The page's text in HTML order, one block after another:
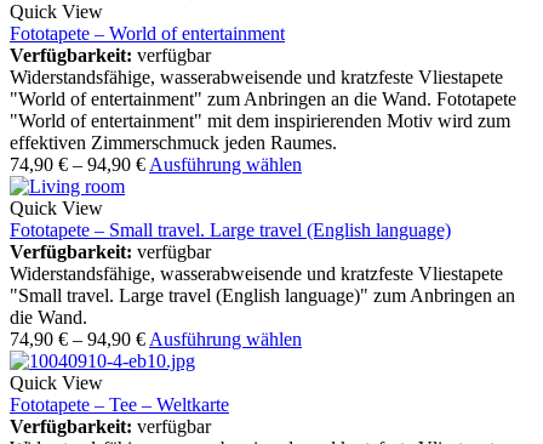
Quick View
Fototapete – World of entertainment
Verfügbarkeit: verfügbar
Widerstandsfähige, wasserabweisende und kratzfeste Vliestapete
"World of entertainment" zum Anbringen an die Wand. Fototapete
"World of entertainment" mit dem inspirierenden Motiv wird zum
effektiven Zimmerschmuck jeden Raumes.
74,90 € – 94,90 € Ausführung wählen
Quick View
Fototapete – Small travel. Large travel (English language)
Verfügbarkeit: verfügbar
Widerstandsfähige, wasserabweisende und kratzfeste Vliestapete
"Small travel. Large travel (English language)" zum Anbringen an
die Wand.
74,90 € – 94,90 € Ausführung wählen
Quick View
Fototapete – Tee – Weltkarte
Verfügbarkeit: verfügbar